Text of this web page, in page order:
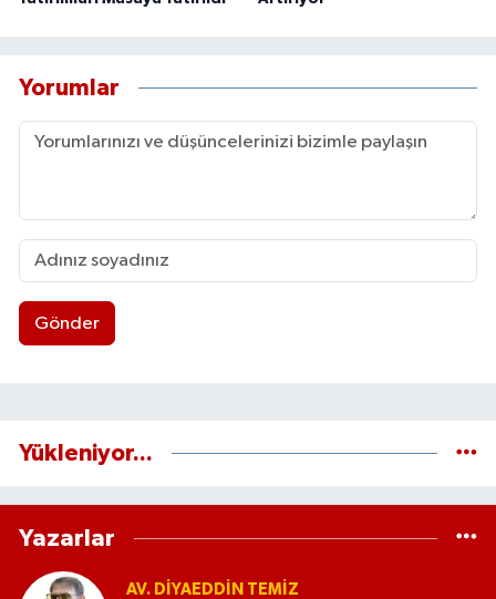
Yorumlar
Gönder
Yükleniyor...
Yazarlar
AV. DIYAEDDIN TEMIZ